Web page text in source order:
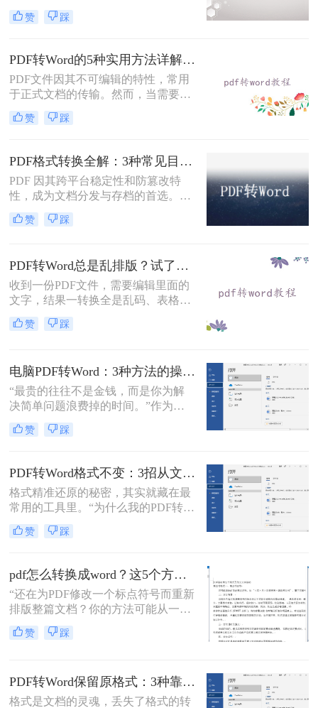
么电脑pdf怎么转换成word呢？本文综
合2025年最新技术动态，系统解析
赞 踩
PDF转Word的5种实用方法详解：含扫描件OCR处理与格式校对指南！
PDF文件因其不可编辑的特性，常用
于正式文档的传输。然而，当需要对
PDF内容进行修改时，将其转换为可
编辑的Word文档是必要的。那么pdf
常见且高效的方法，帮助您快速完成
转换。
赞 踩
PDF格式转换全解：3种常见目标格式及对应操作方法！
PDF 因其跨平台稳定性和防篡改特
性，成为文档分发与存档的首选。但
当需要编辑内容、调整格式或提取文
本时，将其转换为可编辑的 Word 文
流转换途径。
赞 踩
PDF转Word总是乱排版？试了好几个办法，这几个真的能用！
收到一份PDF文件，需要编辑里面的
文字，结果一转换全是乱码、表格错
位、图片跑偏——这种糟心事估计不
少人都遇到过。其实pdf怎么转换成
的PDF是什么类型、要转几个文件、
对排版要求高不高。本文就按不同场
景，把我自己实际用过、觉得靠谱的
转、批量处理、以及对排版要求高时
赞 踩
电脑PDF转Word：3种方法的操作步骤和常见报错处理！
“最贵的往往不是金钱，而是你为解
决简单问题浪费掉的时间。”作为专
注电脑办公软件测评多年的博
主，“电脑怎么将pdf转换成word免
背后，是无数职场人和内容创作者面
对合同、报告、文献时，渴望高效提
取、编辑信息的真切需求。
赞 踩
PDF转Word格式不变：3招从文件选择到输出设置全流程！
格式精准还原的秘密，其实就藏在最
常用的工具里。“为什么我的PDF转成
Word后，格式全乱了？”——这是小
编在后台收到最多的问题之一。相信
疼：一份精心排版的报告、合同或方
案，转换后却面目全非，表格错位、
字体变异、版面混乱，不得不花费大
量时间重新调整。
赞 踩
pdf怎么转换成word？这5个方法亲测有效，职场人必备技能！
“还在为PDF修改一个标点符号而重新
排版整篇文档？你的方法可能从一开
始就错了。”作为一名深耕电脑办公
软件领域多年的测评博主，小编每天
赞 踩
PDF转Word保留原格式：3种靠谱方法的关键参数配置！
格式是文档的灵魂，丢失了格式的转